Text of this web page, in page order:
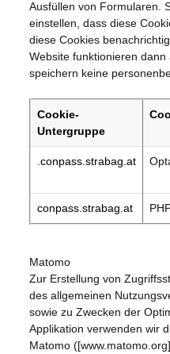
Ausfüllen von Formularen.
einstellen, dass diese
diese Cookies
Website funktionieren
speichern keine
Cookie-
Untergruppe
.conpass.strabag.at
conpass.strabag.at
Matomo
Zur Erstellung von
des allgemeinen
sowie zu Zwecken der
Applikation verwenden wir
Matomo